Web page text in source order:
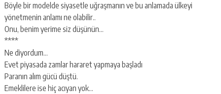
Böyle bir modelde siyasetle uğraşmanın ve bu anlamada ülkeyi
yönetmenin anlamı ne olabilir..
Onu, benim yerime siz düşünün…
****
Ne diyordum…
Evet piyasada zamlar hararet yapmaya başladı
Paranın alım gücü düştü.
Emeklilere ise hiç acıyan yok…